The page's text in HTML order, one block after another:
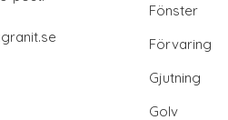
Fönster
Förvaring
Gjutning
Golv